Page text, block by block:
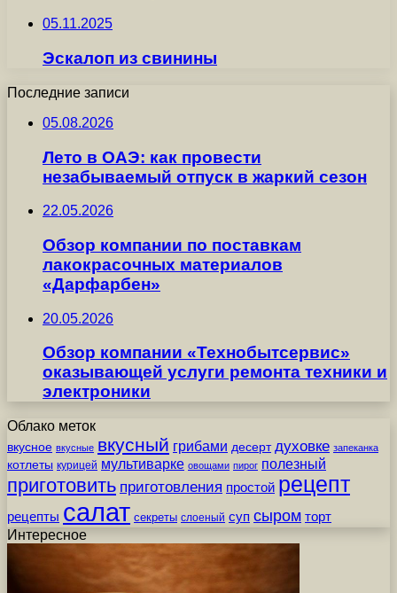
05.11.2025
Эскалоп из свинины
Последние записи
05.08.2026
Лето в ОАЭ: как провести
незабываемый отпуск в жаркий сезон
22.05.2026
Обзор компании по поставкам
лакокрасочных материалов
«Дарфарбен»
20.05.2026
Обзор компании «Технобытсервис»
оказывающей услуги ремонта техники и
электроники
Облако меток
вкусное вкусные вкусный грибами десерт духовке запеканка
котлеты курицей мультиварке овощами пирог полезный
приготовить приготовления простой рецепт
рецепты салат секреты слоеный суп сыром торт
Интересное